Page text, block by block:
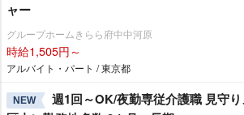
ャー
グループホームきらら府中中河原
時給1,505円～
アルバイト・パート / 東京都
NEW
週1回～OK/夜勤専従介護職 見守